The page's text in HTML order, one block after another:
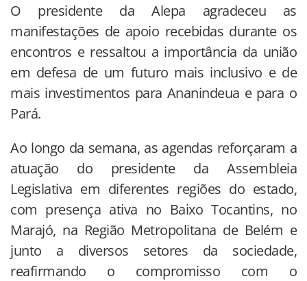
O presidente da Alepa agradeceu as
manifestações de apoio recebidas durante os
encontros e ressaltou a importância da união
em defesa de um futuro mais inclusivo e de
mais investimentos para Ananindeua e para o
Pará.
Ao longo da semana, as agendas reforçaram a
atuação do presidente da Assembleia
Legislativa em diferentes regiões do estado,
com presença ativa no Baixo Tocantins, no
Marajó, na Região Metropolitana de Belém e
junto a diversos setores da sociedade,
reafirmando o compromisso com o